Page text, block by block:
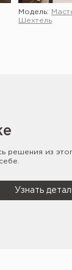
Модель:
Шехтель
решения из
Узнать